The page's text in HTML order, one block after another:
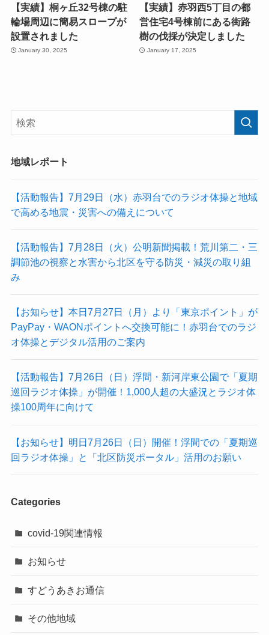
【実績】桐ヶ丘32号棟の駐
輪場周辺に簡易スロープが
設置されました
January 30, 2025
【実績】赤羽西5丁目の都
営住宅4号棟前にある街路
樹の伐採が決定しました
January 17, 2025
地域レポート
【活動報告】7月29日（水）赤羽台でのラジオ体操と地域
で高める地震・災害への備えについて
【活動報告】7月28日（火）公明新聞掲載！荒川第二・三
調節池の視察と水害から北区を守る防災・減災の取り組
み
【お知らせ】本日7月27日（月）より「東京ポイント」が
PayPay・WAONポイントへ交換可能に！赤羽台でのラジ
オ体操とデジタル活用のご案内
【活動報告】7月26日（日）浮間・新河岸東公園で「夏期
巡回ラジオ体操」が開催！1,000人超の大盛況とラジオ体
操100周年に向けて
【お知らせ】明日7月26日（日）開催！浮間での「夏期巡
回ラジオ体操」と「北区防災ポータル」活用のお願い
Categories
covid-19関連情報
お知らせ
すどうあきお通信
その他地域